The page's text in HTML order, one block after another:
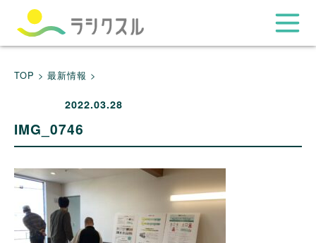
TOP > 最新情報 >
2022.03.28
IMG_0746